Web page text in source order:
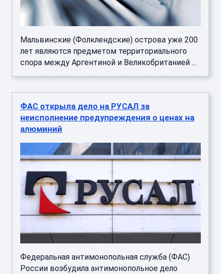
Мальвинские (Фолклендские) острова уже 200
лет являются предметом территориального
спора между Аргентиной и Великобританией ...
ФАС открыла дело на РУСАЛ за
неисполнение предупреждения о ценах на
алюминий
Федеральная антимонопольная служба (ФАС)
России возбудила антимонопольное дело